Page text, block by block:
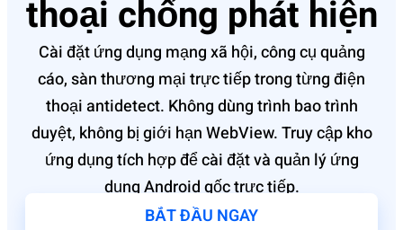
thoại chống phát hiện
Cài đặt ứng dụng mạng xã hội, công cụ quảng
cáo, sàn thương mại trực tiếp trong từng điện
thoại antidetect. Không dùng trình bao trình
duyệt, không bị giới hạn WebView. Truy cập kho
ứng dụng tích hợp để cài đặt và quản lý ứng
dụng Android gốc trực tiếp.
BẮT ĐẦU NGAY